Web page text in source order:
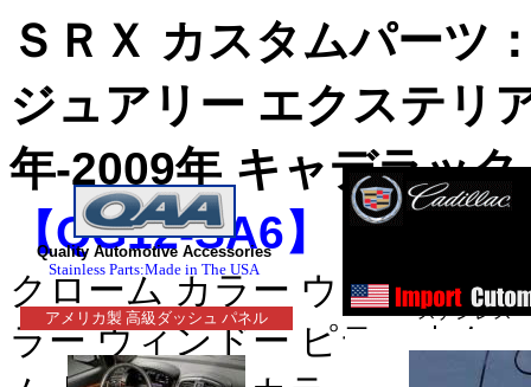
■クライスラー：３０
ステンレス
Quality Automotive Accessories
Stainless Parts:Made in The USA
アメリカ製 高級ダッシュ パネル
ＳＲＸ カスタムパーツ
ジュアリー エクステリ
年-2009年 キャデラッ
【QG12-SA6】
クローム カラー ウィンドゥ
ラー ウィンドー ピラー｜ク